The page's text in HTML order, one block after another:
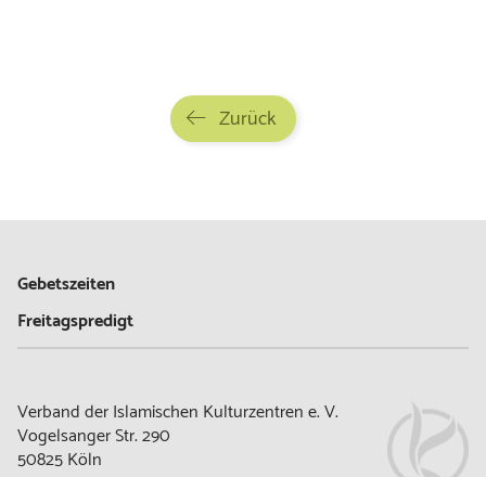
Zurück
Gebetszeiten
Freitagspredigt
Verband der Islamischen Kulturzentren e. V.
Vogelsanger Str. 290
50825 Köln